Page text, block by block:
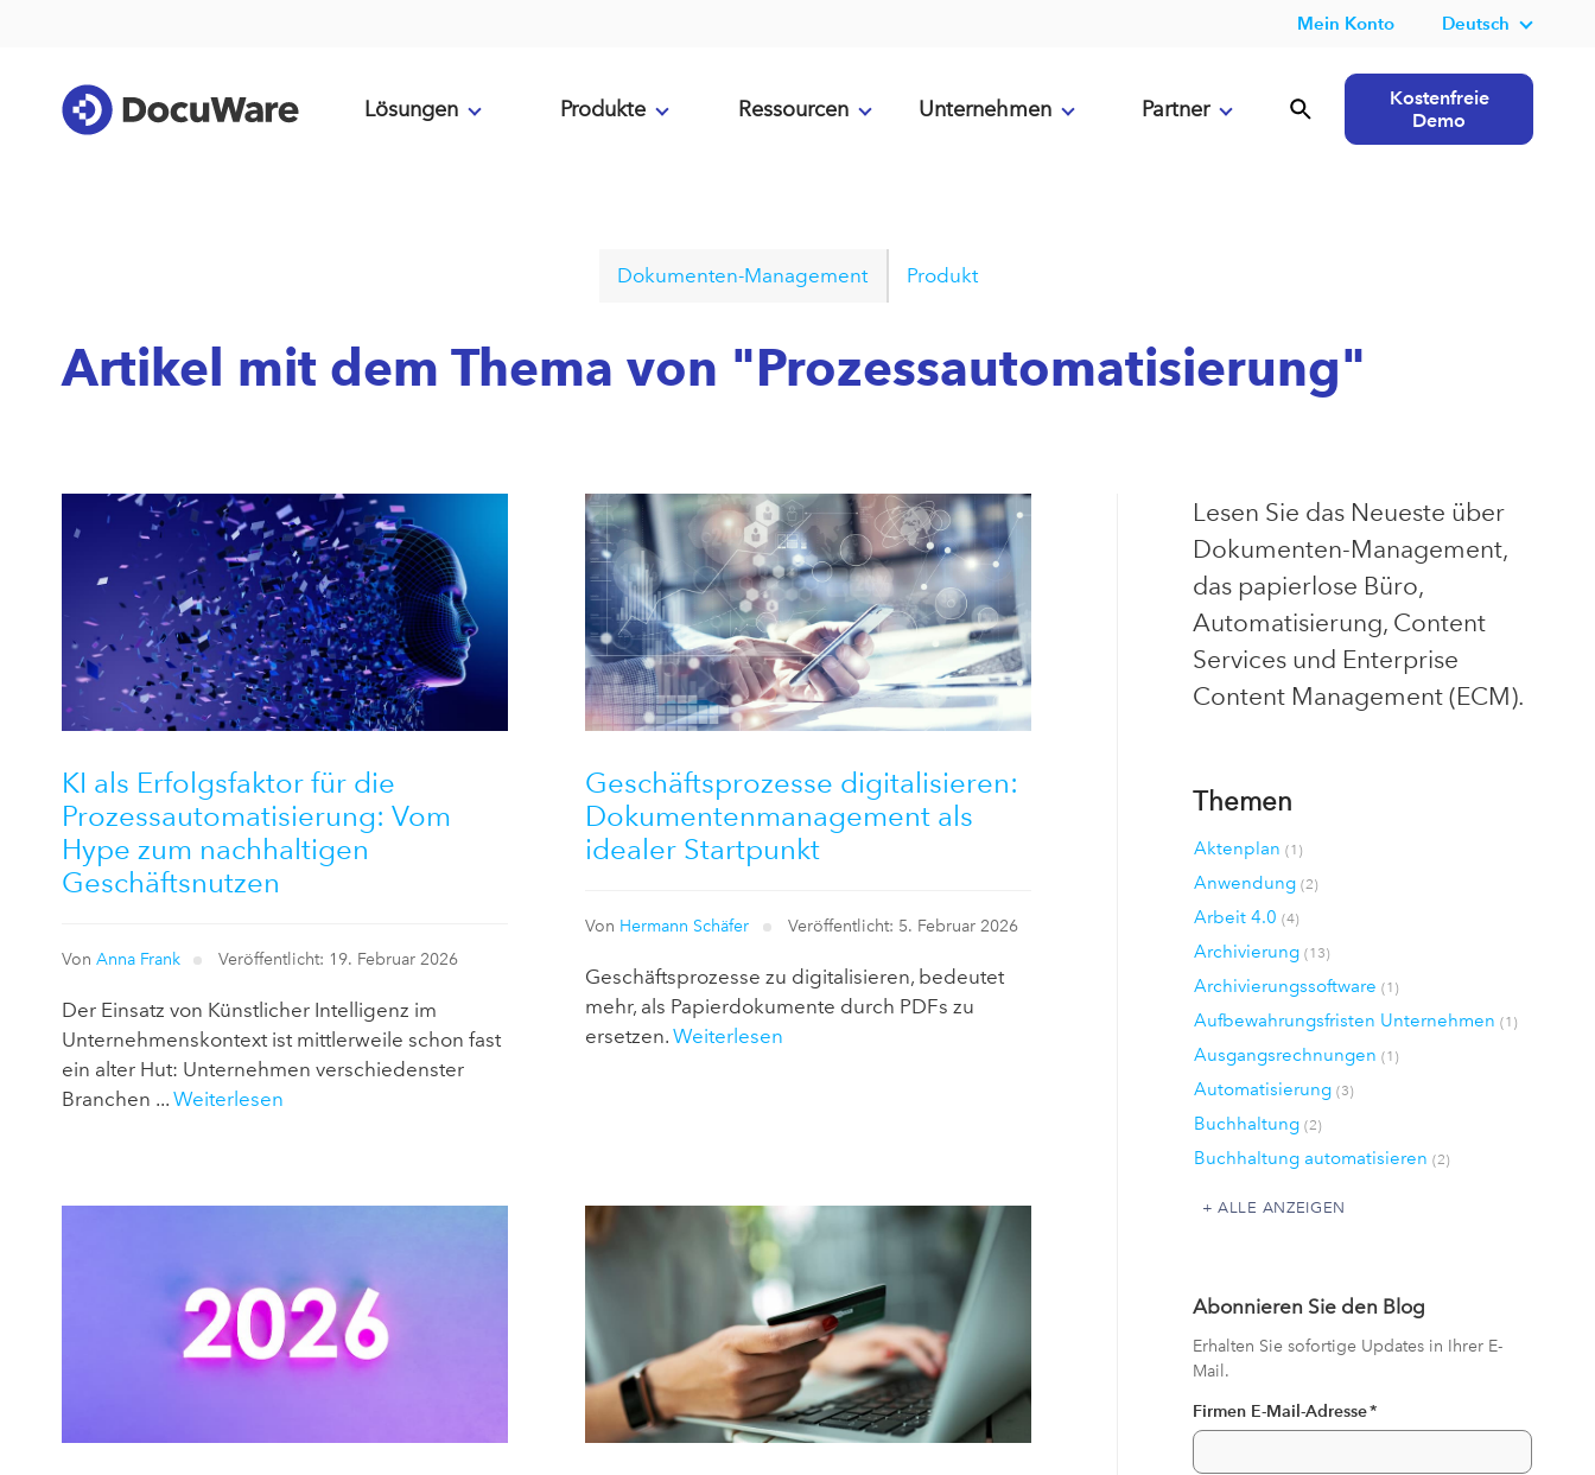
Mein Konto Deutsch
Lösungen Produkte Ressourcen Unternehmen Partner
Kostenfreie
Demo
Dokumenten-Management Produkt
Artikel mit dem Thema von "Prozessautomatisierung"
KI als Erfolgsfaktor für die
Prozessautomatisierung: Vom
Hype zum nachhaltigen
Geschäftsnutzen
Von Anna Frank Veröffentlicht: 19. Februar 2026
Der Einsatz von Künstlicher Intelligenz im
Unternehmenskontext ist mittlerweile schon fast
ein alter Hut: Unternehmen verschiedenster
Branchen ... Weiterlesen
Geschäftsprozesse digitalisieren:
Dokumentenmanagement als
idealer Startpunkt
Von Hermann Schäfer Veröffentlicht: 5. Februar 2026
Geschäftsprozesse zu digitalisieren, bedeutet
mehr, als Papierdokumente durch PDFs zu
ersetzen.Weiterlesen
Lesen Sie das Neueste über
Dokumenten-Management,
das papierlose Büro,
Automatisierung, Content
Services und Enterprise
Content Management (ECM).
Themen
Aktenplan(1)
Anwendung(2)
Arbeit 4.0(4)
Archivierung(13)
Archivierungssoftware(1)
Aufbewahrungsfristen Unternehmen(1)
Ausgangsrechnungen(1)
Automatisierung(3)
Buchhaltung(2)
Buchhaltung automatisieren(2)
ALLE ANZEIGEN
Abonnieren Sie den Blog
Erhalten Sie sofortige Updates in Ihrer E-
Mail.
Firmen E-Mail-Adresse*